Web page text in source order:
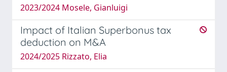
2023/2024 Mosele, Gianluigi
Impact of Italian Superbonus tax
deduction on M&A
2024/2025 Rizzato, Elia